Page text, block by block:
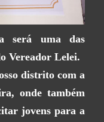
será uma das
Vereador Lelei.
distrito com a
onde também
jovens para a